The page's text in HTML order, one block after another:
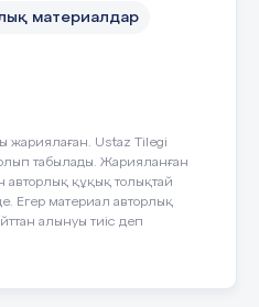
материалдар
жариялаған. Ustaz Tilegi
табылады. Жарияланған
құқық толықтай
Егер материал авторлық
алынуы тиіс деп